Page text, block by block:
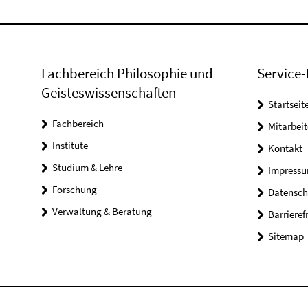
Fachbereich Philosophie und
Geisteswissenschaften
Fachbereich
Institute
Studium & Lehre
Forschung
Verwaltung & Beratung
Kontakt
Sitemap